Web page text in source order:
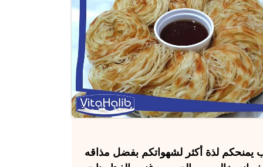
يمنحكم لذة أكثر لشهواتكم بفضل مذاقه